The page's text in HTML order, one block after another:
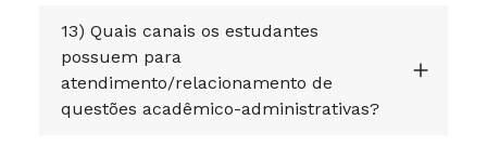
13) Quais canais os estudantes
possuem para
atendimento/relacionamento de
questões acadêmico-administrativas?